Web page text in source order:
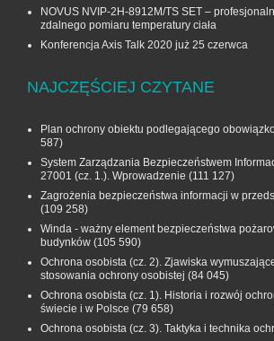
NOVUS NVIP-2H-8912M/TS SET –
zdalnego pomiaru temperatury ciała
Konferencja Axis Talk 2020 już 25 czerwca
NAJCZĘŚCIEJ CZYTANE
Plan ochrony obiektu podlegającego
587)
System Zarządzania Bezpieczeństwem
27001 (cz. 1.). Wprowadzenie (111 127)
Zagrożenia bezpieczeństwa informacji w
(109 258)
Winda - ważny element bezpieczeństwa
budynków (105 590)
Ochrona osobista (cz. 2). Zjawiska
stosowania ochrony osobistej (84 045)
Ochrona osobista (cz. 1). Historia i rozwój
świecie i w Polsce (79 658)
Ochrona osobista (cz. 3). Taktyka i technika